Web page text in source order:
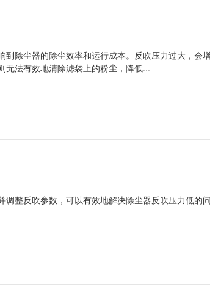
除尘器的除尘效率和运行成本。反吹压力过大，会
无法有效地清除滤袋上的粉尘，降低...
整反吹参数，可以有效地解决除尘器反吹压力低的